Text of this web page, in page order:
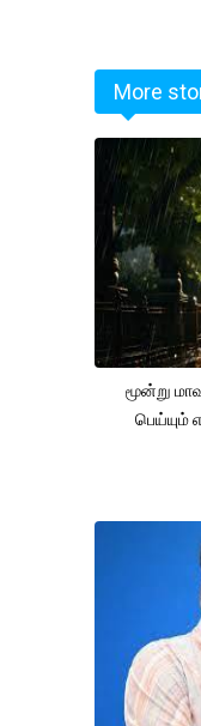
More
மூன்று
பெய்யும்